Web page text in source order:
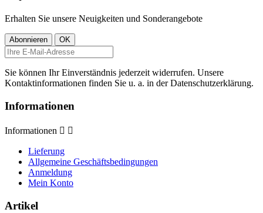
Erhalten Sie unsere Neuigkeiten und Sonderangebote
Sie können Ihr Einverständnis jederzeit widerrufen. Unsere
Kontaktinformationen finden Sie u. a. in der Datenschutzerklärung.
Informationen
Informationen  
Lieferung
Allgemeine Geschäftsbedingungen
Anmeldung
Mein Konto
Artikel